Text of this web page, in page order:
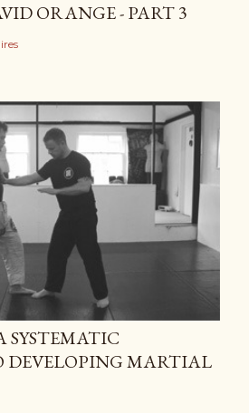
ORANGE - PART 3
SYSTEMATIC
DEVELOPING MARTIAL